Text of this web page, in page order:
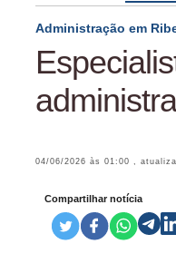
Administração em
04/06/2026 às 01:00 ,
Compartilhar notícia